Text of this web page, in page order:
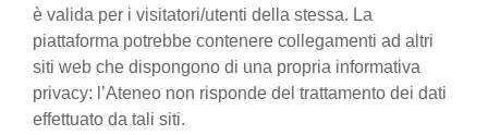
è valida per i visitatori/utenti della stessa. La
piattaforma potrebbe contenere collegamenti ad altri
siti web che dispongono di una propria informativa
privacy: l’Ateneo non risponde del trattamento dei dati
effettuato da tali siti.